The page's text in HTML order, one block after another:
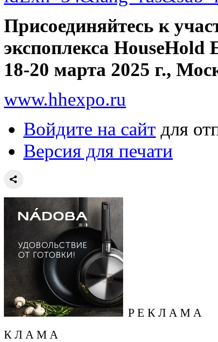
Присоединяйтесь к
экспоплекса HouseHold
18-20 марта 2025 г.,
www.hhexpo.ru
Войдите на сайт для
Версия для печати
Р Е К Л А М А
К Л А М А